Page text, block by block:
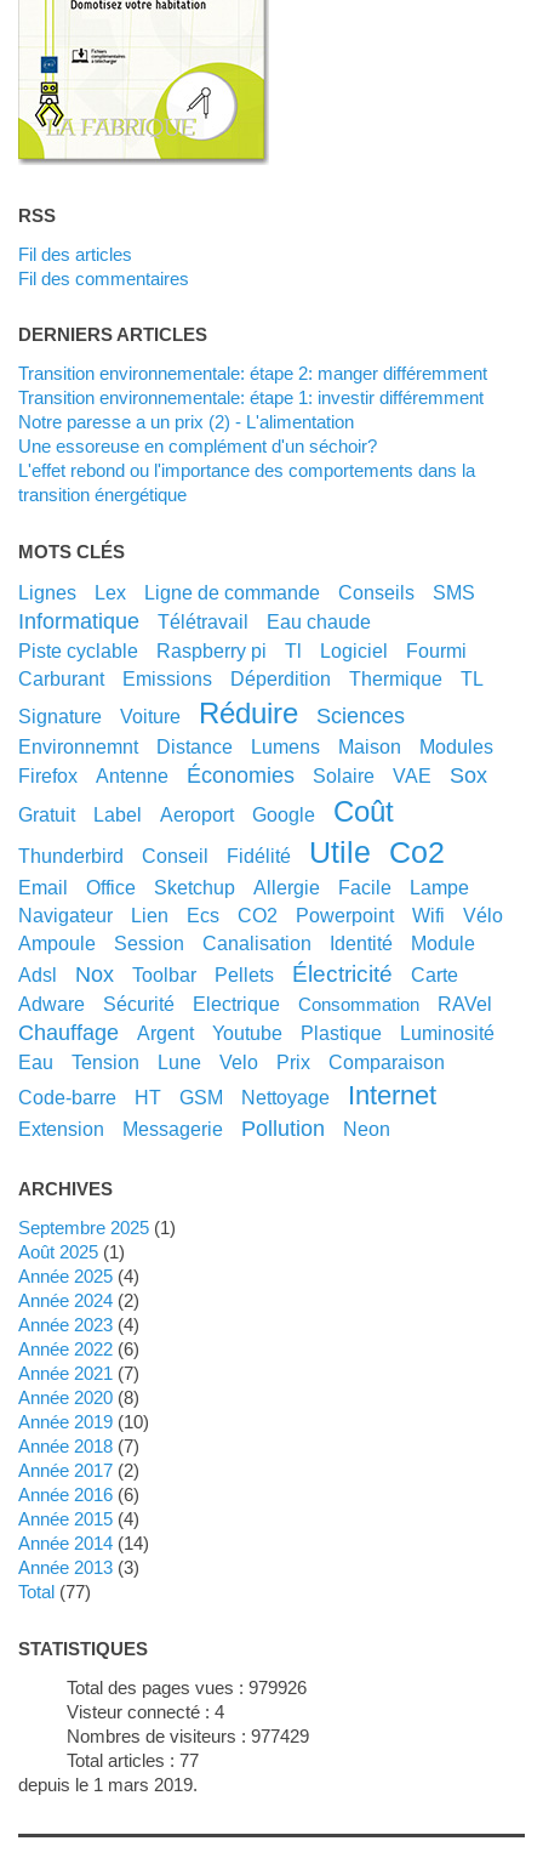
RSS
Fil des articles
Fil des commentaires
DERNIERS ARTICLES
Transition environnementale: étape 2: manger différemment
Transition environnementale: étape 1: investir différemment
Notre paresse a un prix (2) - L'alimentation
Une essoreuse en complément d'un séchoir?
L'effet rebond ou l'importance des comportements dans la
transition énergétique
MOTS CLÉS
lignes lex ligne de commande conseils SMS
informatique télétravail
eau chaude
piste cyclable
raspberry pi tl logiciel
fourmi
carburant
emissions déperdition thermique
TL
signature
voiture réduire sciences
environnemnt distance lumens maison
modules
Firefox
antenne économies solaire VAE sox
gratuit label aeroport google coût
thunderbird conseil fidélité utile co2
email office sketchup allergie facile
lampe
navigateur
lien ecs CO2 powerpoint wifi
vélo
ampoule
session canalisation identité
module
adsl
nox toolbar pellets électricité
carte
adware
sécurité electrique consommation RAVel
chauffage argent youtube plastique
luminosité
eau
tension lune velo prix
comparaison
code-barre
HT GSM nettoyage internet
extension messagerie pollution neon
ARCHIVES
septembre 2025(1)
août 2025(1)
année 2025(4)
année 2024(2)
année 2023(4)
année 2022(6)
année 2021 (7)
année 2020(8)
année 2019(10)
année 2018(7)
année 2017(2)
année 2016(6)
année 2015(4)
année 2014(14)
année 2013(3)
total (77)
STATISTIQUES
Total des pages vues : 979926
Visteur connecté : 4
Nombres de visiteurs : 977429
Total articles : 77
depuis le 1 mars 2019.